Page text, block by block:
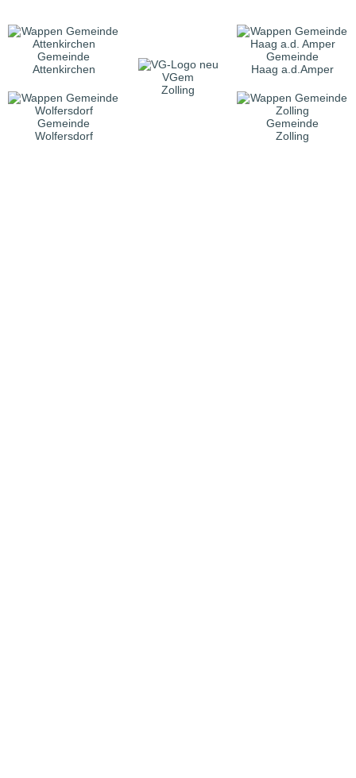
Gemeinde
Attenkirchen
VGem
Zolling
Gemeinde
Haag a.d.Amper
Gemeinde
Wolfersdorf
Gemeinde
Zolling